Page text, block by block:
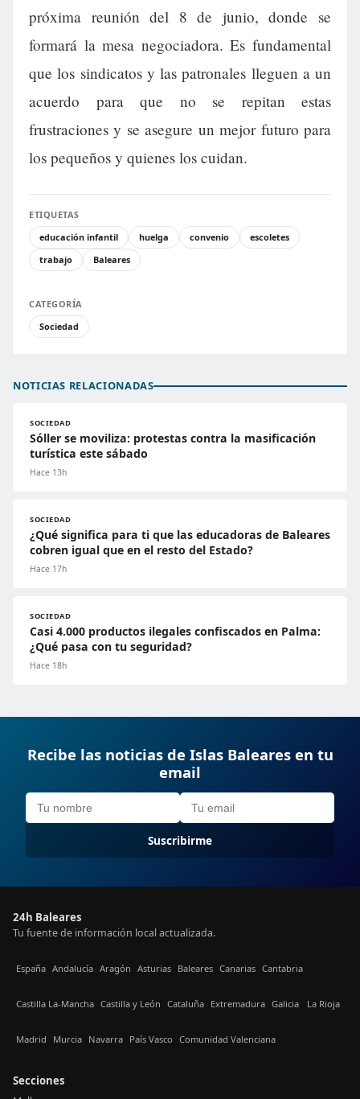
próxima reunión del 8 de junio, donde se
formará la mesa negociadora. Es fundamental
que los sindicatos y las patronales lleguen a un
acuerdo para que no se repitan estas
frustraciones y se asegure un mejor futuro para
los pequeños y quienes los cuidan.
ETIQUETAS
educación infantil
huelga convenio
escoletes
trabajo
Baleares
CATEGORÍA
Sociedad
NOTICIAS RELACIONADAS
SOCIEDAD
Sóller se moviliza: protestas contra la masificación
turística este sábado
Hace 13h
SOCIEDAD
¿Qué significa para ti que las educadoras de Baleares
cobren igual que en el resto del Estado?
Hace 17h
SOCIEDAD
Casi 4.000 productos ilegales confiscados en Palma:
¿Qué pasa con tu seguridad?
Hace 18h
Recibe las noticias de Islas Baleares en tu
email
Suscribirme
24h Baleares
Tu fuente de información local actualizada.
España Andalucía Aragón Asturias Baleares Canarias Cantabria
Castilla La-Mancha Castilla y León Cataluña Extremadura Galicia La Rioja
Madrid Murcia Navarra País Vasco Comunidad Valenciana
Secciones